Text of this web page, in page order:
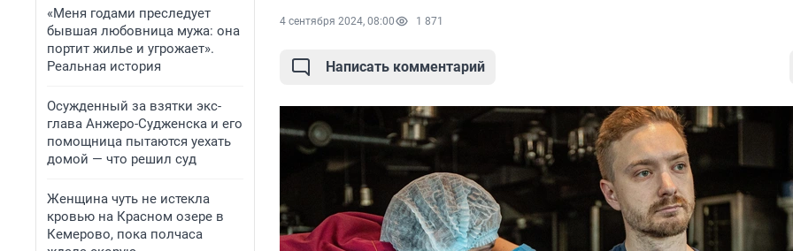
«Меня годами преследует
бывшая любовница мужа: она
портит жилье и угрожает».
Реальная история
Осужденный за взятки экс-
глава Анжеро-Судженска и его
помощница пытаются уехать
домой — что решил суд
Женщина чуть не истекла
кровью на Красном озере в
Кемерово, пока полчаса
4 сентября 2024, 08:00 1 871
Написать комментарий